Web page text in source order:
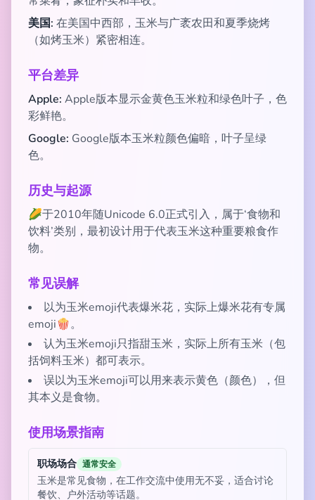
美国: 在美国中西部，玉米与广袤农田和夏季烧烤
（如烤玉米）紧密相连。
平台差异
Apple: Apple版本显示金黄色玉米粒和绿色叶子，色
彩鲜艳。
Google: Google版本玉米粒颜色偏暗，叶子呈绿
色。
历史与起源
🌽于2010年随Unicode 6.0正式引入，属于‘食物和
饮料’类别，最初设计用于代表玉米这种重要粮食作
物。
常见误解
以为玉米emoji代表爆米花，实际上爆米花有专属
emoji🍿。
认为玉米emoji只指甜玉米，实际上所有玉米（包
括饲料玉米）都可表示。
误以为玉米emoji可以用来表示黄色（颜色），但
其本义是食物。
使用场景指南
职场场合 通常安全
玉米是常见食物，在工作交流中使用无不妥，适合讨论
餐饮、户外活动等话题。